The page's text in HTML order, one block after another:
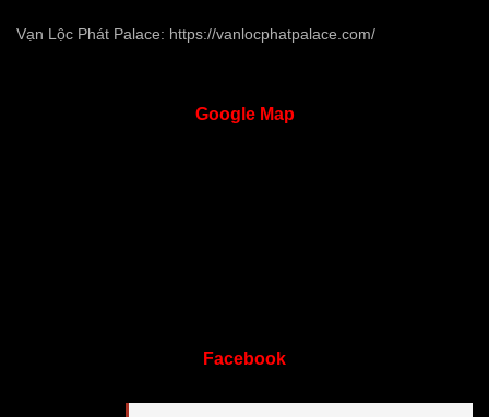
Vạn Lộc Phát Palace: https://vanlocphatpalace.com/
GoogleMap
Facebook